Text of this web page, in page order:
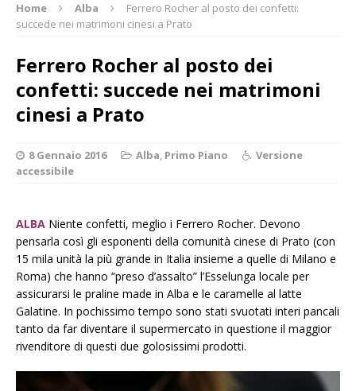
Home Alba
Ferrero Rocher al posto dei confetti:
succede nei matrimoni cinesi a Prato
Ferrero Rocher al posto dei
confetti: succede nei matrimoni
cinesi a Prato
8 Gennaio 2016 Alba, Primo Piano
Versione
accessibile
ALBA Niente confetti, meglio i Ferrero Rocher. Devono
pensarla così gli esponenti della comunità cinese di Prato (con
15 mila unità la più grande in Italia insieme a quelle di Milano e
Roma) che hanno “preso d’assalto” l’Esselunga locale per
assicurarsi le praline made in Alba e le caramelle al latte
Galatine. In pochissimo tempo sono stati svuotati interi pancali
tanto da far diventare il supermercato in questione il maggior
rivenditore di questi due golosissimi prodotti.